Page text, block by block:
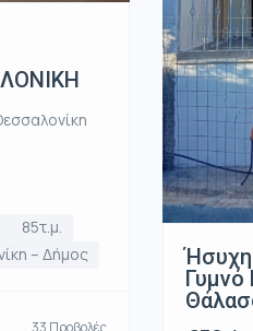
85τ.μ.
– Δήμος
33 Προβολές
Γυμνό